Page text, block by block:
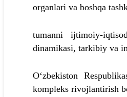
organlari va boshqa
tumanni ijtimoiy-
dinamikasi, tarkibiy va
O‘zbekiston
kompleks rivojlantirish